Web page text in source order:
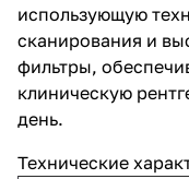
использующую
сканирования и
фильтры,
клиническую
день.
Технические